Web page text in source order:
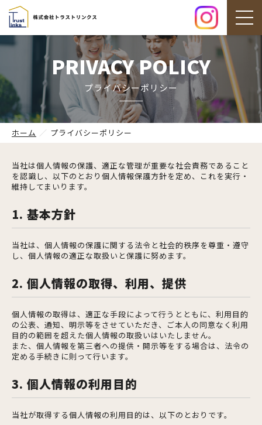
PRIVACY POLICY
プライバシーポリシー
ホーム プライバシーポリシー
当社は個人情報の保護、適正な管理が重要な社会責務であること
を認識し、以下のとおり個人情報保護方針を定め、これを実行・
維持してまいります。
1. 基本方針
当社は、個人情報の保護に関する法令と社会的秩序を尊重・遵守
し、個人情報の適正な取扱いと保護に努めます。
2. 個人情報の取得、利用、提供
個人情報の取得は、適正な手段によって行うとともに、利用目的
の公表、通知、明示等をさせていただき、ご本人の同意なく利用
目的の範囲を超えた個人情報の取扱いはいたしません。
また、個人情報を第三者への提供・開示等をする場合は、法令の
定める手続きに則って行います。
3. 個人情報の利用目的
当社が取得する個人情報の利用目的は、以下のとおりです。